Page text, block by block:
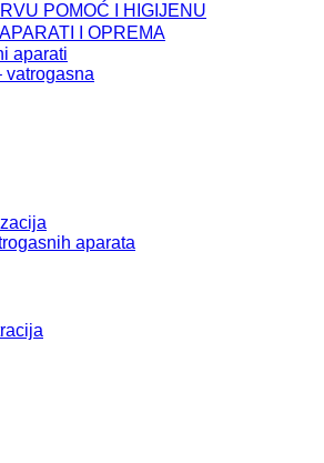
POMOĆ I HIGIJENU
I OPREMA
aparati
vatrogasna
aparata